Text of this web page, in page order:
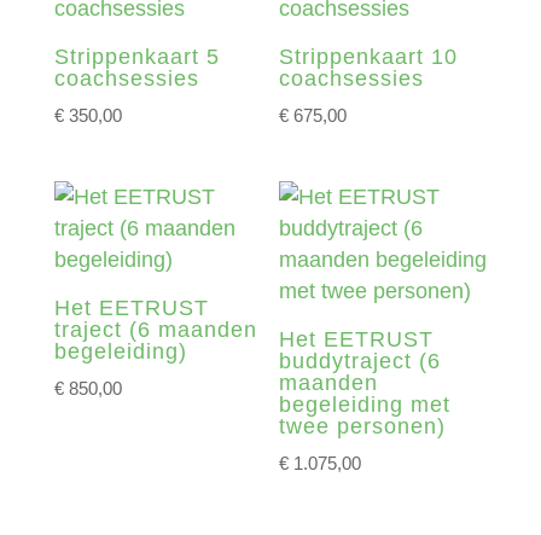
Strippenkaart 5
coachsessies
€350,00
Strippenkaart 10
coachsessies
€ 675,00
Het EETRUST
traject (6 maanden
begeleiding)
€850,00
Het EETRUST
buddytraject (6
maanden
begeleiding met
twee personen)
€ 1.075,00